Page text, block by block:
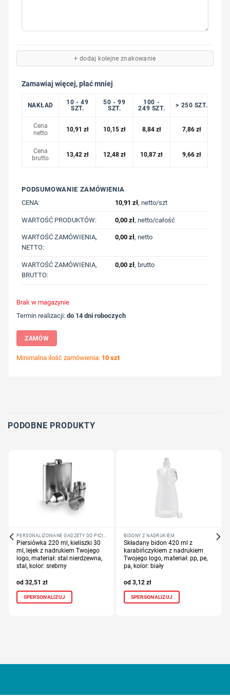
+ dodaj kolejne znakowanie
Zamawiaj więcej, płać mniej
NAKŁAD
10 - 49
SZT.
50 - 99
SZT.
100 -
249 SZT.
> 250 SZT.
Cena
netto
10,91 zł 10,15 zł 8,84 zł 7,86 zł
Cena
brutto
13,42 zł 12,48 zł 10,87zł 9,66 zł
PODSUMOWANIE ZAMÓWIENIA
CENA:
10,91 zł, netto/szt
WARTOŚĆ PRODUKTÓW: 0,00 zł, netto/całość
WARTOŚĆ ZAMÓWIENIA,
NETTO:
0,00 zł, netto
WARTOŚĆ ZAMÓWIENIA,
BRUTTO:
0,00 zł, brutto
Brak w magazynie
Termin realizacji:do 14 dni roboczych
ZAMÓW
Minimalna ilość zamówienia: 10 szt
PODOBNE PRODUKTY
Piersiówka 220 ml, kieliszki 30
ml, lejek z nadrukiem Twojego
logo, materiał: stal nierdzewna,
stal, kolor: srebrny
32,51 zł
SPERSONALIZUJ
BIDONY Z NADRUKIEM
Składany bidon 420 ml z
karabińczykiem z nadrukiem
Twojego logo, materiał: pp, pe,
pa, kolor: biały
3,12 zł
SPERSONALIZUJ